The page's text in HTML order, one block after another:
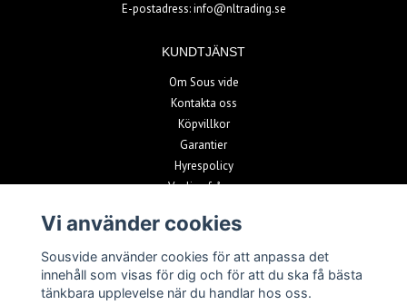
E-postadress:info@nltrading.se
KUNDTJÄNST
Om Sous vide
Kontakta oss
Köpvillkor
Garantier
Hyrespolicy
Vanliga frågor
Vi använder cookies
Sousvide använder cookies för att anpassa det
innehåll som visas för dig och för att du ska få bästa
tänkbara upplevelse när du handlar hos oss.